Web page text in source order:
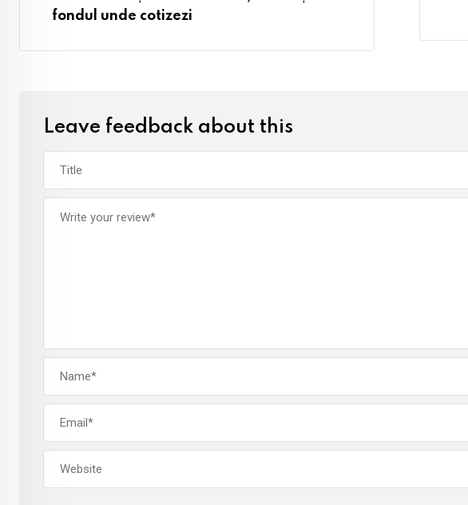
fondul unde cotizezi
Leave feedback about this